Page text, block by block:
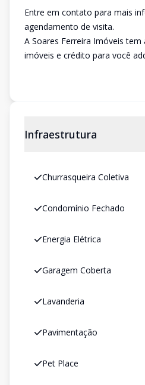
Entre em contato para mais
agendamento de visita.
A Soares Ferreira Imóveis
imóveis e crédito para você
Infraestrutura
Churrasqueira Coletiva
Condomínio Fechado
Energia Elétrica
Garagem Coberta
Lavanderia
Pavimentação
Pet Place